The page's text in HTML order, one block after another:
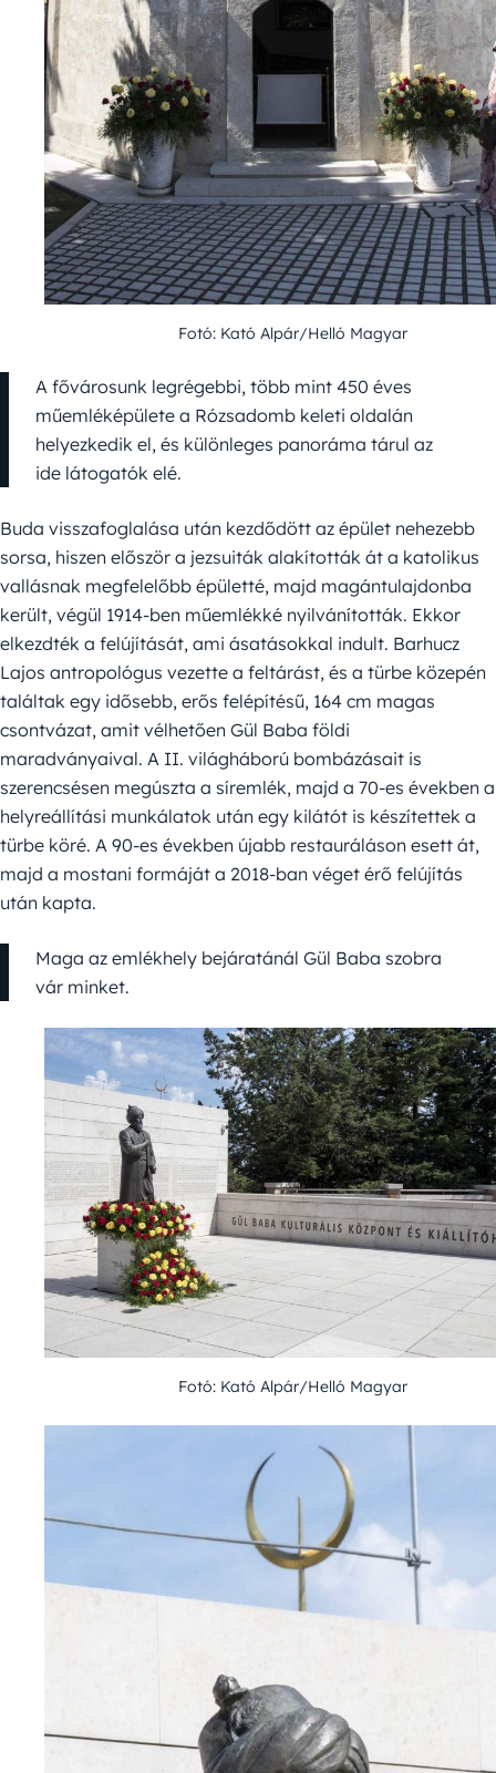
Fotó: Kató Alpár/Helló Magyar
A fővárosunk legrégebbi, több mint 450 éves
műemléképülete a Rózsadomb keleti oldalán
helyezkedik el, és különleges panoráma tárul az
ide látogatók elé.
Buda visszafoglalása után kezdődött az épület nehezebb
sorsa, hiszen először a jezsuiták alakították át a katolikus
vallásnak megfelelőbb épületté, majd magántulajdonba
került, végül 1914-ben műemlékké nyilvánították. Ekkor
elkezdték a felújítását, ami ásatásokkal indult. Barhucz
Lajos antropológus vezette a feltárást, és a türbe közepén
találtak egy idősebb, erős felépítésű, 164 cm magas
csontvázat, amit vélhetően Gül Baba földi
maradványaival. A II. világháború bombázásait is
szerencsésen megúszta a síremlék, majd a 70-es években a
helyreállítási munkálatok után egy kilátót is készítettek a
türbe köré. A 90-es években újabb restauráláson esett át,
majd a mostani formáját a 2018-ban véget érő felújítás
után kapta.
Maga az emlékhely bejáratánál Gül Baba szobra
vár minket.
Fotó: Kató Alpár/Helló Magyar